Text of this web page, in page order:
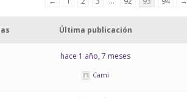
Última publicación
hace 1 año, 7 meses
Cami